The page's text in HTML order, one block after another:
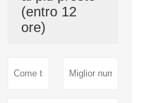
(entro 12
ore)